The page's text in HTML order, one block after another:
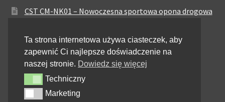
CST CM-NK01 – Nowoczesna sportowa opona drogowa
zrównoważonych osiągach
Pirelli City Demon – Niezawodność w codziennej
jeździe miejskiej
Metzeler Perfect ME77 – Klasyczna opona o
Ta strona internetowa używa ciasteczek, aby
zapewnić Ci najlepsze doświadczenie na
naszej stronie. Dowiedz się więcej
Techniczny
Techniczny
MarketingMarketing